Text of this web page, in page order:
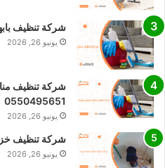
شركة تنظيف
يونيو 26, 2026
0550495651
يونيو 26, 2026
شركة تنظيف
يونيو 26, 2026